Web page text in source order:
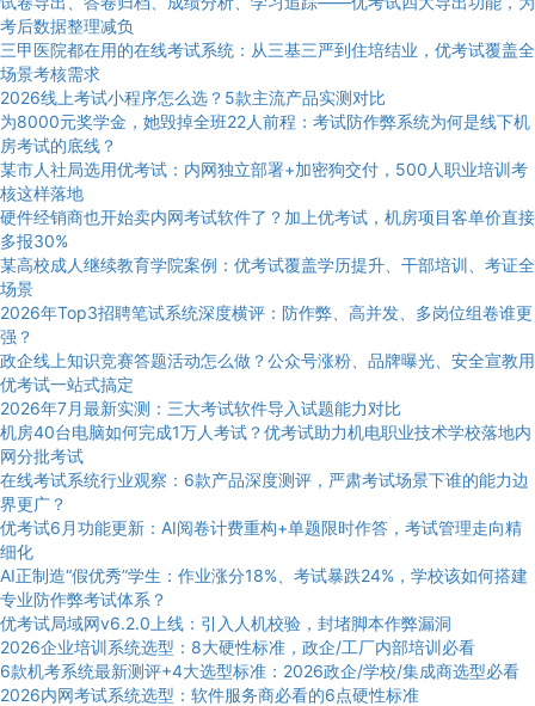
考后数据整理减负
三甲医院都在用的在线考试系统：从三基三严到住培结业，优考试覆盖全
场景考核需求
2026线上考试小程序怎么选？5款主流产品实测对比
为8000元奖学金，她毁掉全班22人前程：考试防作弊系统为何是线下机
房考试的底线？
某市人社局选用优考试：内网独立部署+加密狗交付，500人职业培训考
核这样落地
硬件经销商也开始卖内网考试软件了？加上优考试，机房项目客单价直接
多报30%
某高校成人继续教育学院案例：优考试覆盖学历提升、干部培训、考证全
场景
2026年Top3招聘笔试系统深度横评：防作弊、高并发、多岗位组卷谁更
强？
政企线上知识竞赛答题活动怎么做？公众号涨粉、品牌曝光、安全宣教用
优考试一站式搞定
2026年7月最新实测：三大考试软件导入试题能力对比
机房40台电脑如何完成1万人考试？优考试助力机电职业技术学校落地内
网分批考试
在线考试系统行业观察：6款产品深度测评，严肃考试场景下谁的能力边
界更广？
优考试6月功能更新：AI阅卷计费重构+单题限时作答，考试管理走向精
细化
AI正制造“假优秀”学生：作业涨分18%、考试暴跌24%，学校该如何搭建
专业防作弊考试体系？
优考试局域网v6.2.0上线：引入人机校验，封堵脚本作弊漏洞
2026企业培训系统选型：8大硬性标准，政企/工厂内部培训必看
6款机考系统最新测评+4大选型标准：2026政企/学校/集成商选型必看
2026内网考试系统选型：软件服务商必看的6点硬性标准